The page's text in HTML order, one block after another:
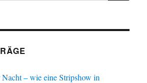
– wie eine Stripshow in